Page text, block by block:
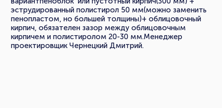
эструдированный полистирол 50 мм(можно заменить
пенопластом, но большей толщины)+ облицовочный
кирпич, обязателен зазор между облицовочным
кирпичем и полистиролом 20-30 мм.Менеджер
проектировщик Чернецкий Дмитрий.